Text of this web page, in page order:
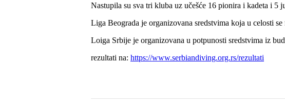
Nastupila su sva tri kluba uz učešće 16 pionira i kadeta i 5
Liga Beograda je organizovana sredstvima koja u celosti
Loiga Srbije je organizovana u potpunosti sredstvima iz
rezultati na: https://www.serbiandiving.org.rs/rezultati